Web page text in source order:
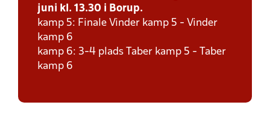
juni kl. 13.30 i Borup.
kamp 5: Finale Vinder kamp 5 - Vinder
kamp 6
kamp 6: 3-4 plads Taber kamp 5 - Taber
kamp 6